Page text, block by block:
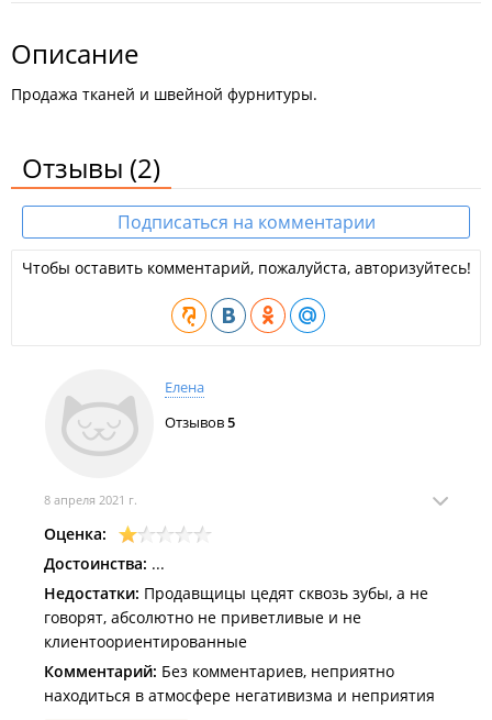
Описание
Продажа тканей и швейной фурнитуры.
Отзывы (2)
Подписаться на комментарии
Чтобы оставить комментарий, пожалуйста, авторизуйтесь!
Елена
Отзывов5
8 апреля 2021 г.
Оценка:
Достоинства: ...
Недостатки: Продавщицы цедят сквозь зубы, а не
говорят, абсолютно не приветливые и не
клиентоориентированные
Комментарий: Без комментариев, неприятно
находиться в атмосфере негативизма и неприятия